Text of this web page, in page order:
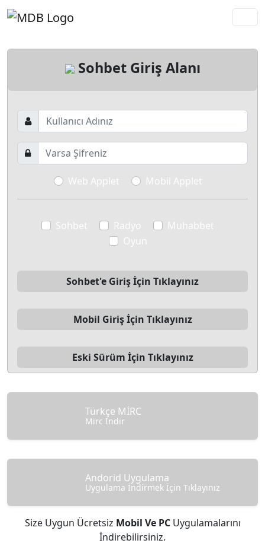
Sohbet Giriş Alanı
Web Applet Mobil Applet
Sohbet Radyo
Muhabbet
Oyun
Sohbet'e Giriş İçin Tıklayınız
Mobil Giriş İçin Tıklayınız
Eski Sürüm İçin Tıklayınız
Türkçe MİRC
Mirc İndir
Andorid Uygulama
Uygulama İndirmek İçin Tıklayınız
Size Uygun Ücretsiz Mobil Ve PC Uygulamalarını
İndirebilirsiniz.